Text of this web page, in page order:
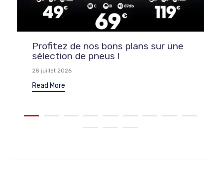
Profitez de nos bons plans sur une
sélection de pneus !
28 juillet 2026
Read More